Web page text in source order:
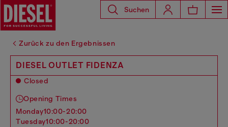
Suchen
Zurück zu den Ergebnissen
DIESEL OUTLET FIDENZA
Closed
Opening Times
monday10:00-20:00
tuesday10:00-20:00